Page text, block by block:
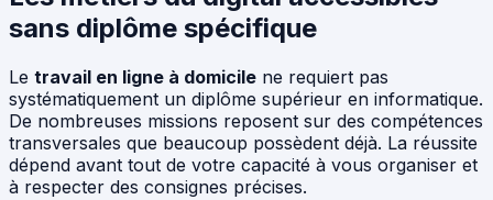
sans diplôme spécifique
Le travail en ligne à domicile ne requiert pas
systématiquement un diplôme supérieur en informatique.
De nombreuses missions reposent sur des compétences
transversales que beaucoup possèdent déjà. La réussite
dépend avant tout de votre capacité à vous organiser et
à respecter des consignes précises.